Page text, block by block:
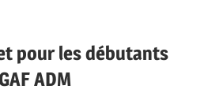
pour les débutants
ADM